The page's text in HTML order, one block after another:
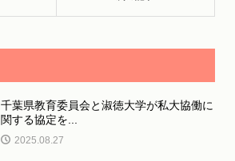
千葉県教育委員会と淑徳大学が私大協働に
関する協定を...
2025.08.27